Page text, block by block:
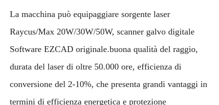
La macchina può equipaggiare sorgente laser
Raycus/Max 20W/30W/50W, scanner galvo digitale
Software EZCAD originale.buona qualità del raggio,
durata del laser di oltre 50.000 ore, efficienza di
conversione del 2-10%, che presenta grandi vantaggi in
termini di efficienza energetica e protezione